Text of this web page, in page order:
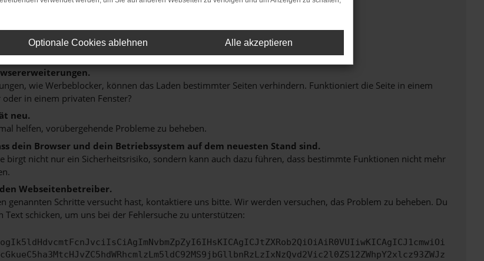
aufgetreten.
Firewall und deine Internetverbindung.
zum Beispiel deine Suchmaschine?
wie Werbeblocker, können das Laden bestimmter Seiten verhindern. Funktioniert die Seite in einem
in einem privaten Fenster?
neu.
helfen, vorübergehende Probleme zu beheben.
dein Browser und dein Betriebssystem auf dem neuesten Stand sind.
birgt nicht nur ein Sicherheitsrisiko, sondern kann auch dazu führen, dass bestimmte Funktionen nicht mehr
Webseitenbetreiber.
genannten Schritte versucht hast, kontaktiere uns bitte. Wir werden versuchen, das Problem zu beheben. Du
Text schicken, um uns bei der Fehlersuche zu unterstützen:
Optionale Cookies ablehnen Alle akzeptieren